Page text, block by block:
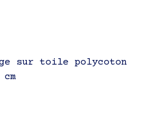
sur toile polycoton